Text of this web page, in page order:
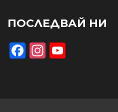
ПОСЛЕДВАЙ НИ
Facebook
Instagram